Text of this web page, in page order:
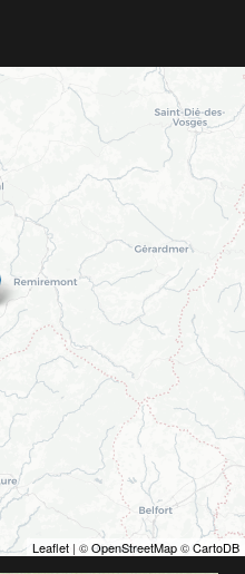
Leaflet | ©OpenStreetMap©CartoDB